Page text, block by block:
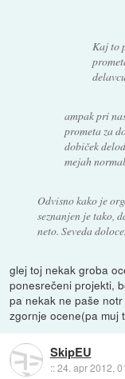
Kaj to
ampak pri
prometa za
dobiček
mejah
Odvisno kako je
seznanjen je tako,
neto. Seveda
glej toj nekak groba
ponesrečeni projekti,
pa nekak ne paše
zgornje ocene(pa muj
SkipEU
::24. apr 2012,